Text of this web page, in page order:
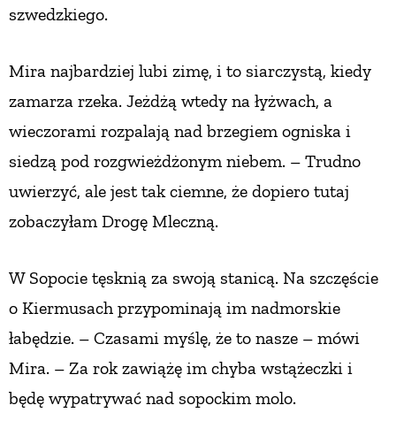
szwedzkiego.
Mira najbardziej lubi zimę, i to siarczystą, kiedy
zamarza rzeka. Jeżdżą wtedy na łyżwach, a
wieczorami rozpalają nad brzegiem ogniska i
siedzą pod rozgwieżdżonym niebem. – Trudno
uwierzyć, ale jest tak ciemne, że dopiero tutaj
zobaczyłam Drogę Mleczną.
W Sopocie tęsknią za swoją stanicą. Na szczęście
o Kiermusach przypominają im nadmorskie
łabędzie. – Czasami myślę, że to nasze – mówi
Mira. – Za rok zawiążę im chyba wstążeczki i
będę wypatrywać nad sopockim molo.